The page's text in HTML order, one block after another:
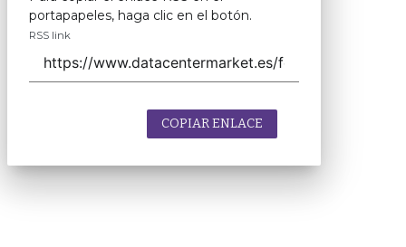
portapapeles, haga clic en el botón.
RSS link
COPIAR ENLACE